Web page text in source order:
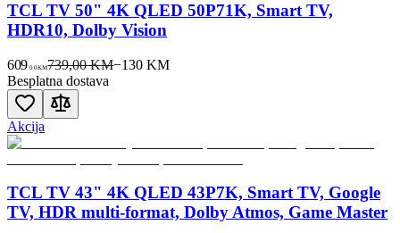
TCL TV 50" 4K QLED 50P71K, Smart TV,
HDR10, Dolby Vision
609 00KM739,00 KM−130 KM
Besplatna dostava
Akcija
TCL TV 43" 4K QLED 43P7K, Smart TV, Google
TV, HDR multi-format, Dolby Atmos, Game Master